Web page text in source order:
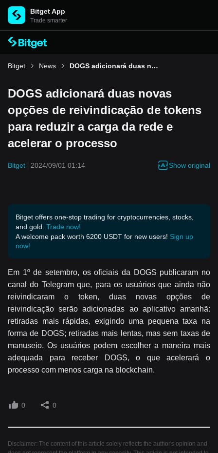
Bitget App
Trade smarter
Bitget News DOGS adicionará duas novas opções de reivindicação de tokens para reduzir a carga da rede e acelerar o processo
DOGS adicionará duas novas
opções de reivindicação de tokens
para reduzir a carga da rede e
acelerar o processo
Bitget 2024/09/01 01:14 Show original
Bitget offers one-stop trading for cryptocurrencies, stocks,
and gold. Trade now!
A welcome pack worth 6200 USDT for new users! Sign up
now!
Em 1º de setembro, os oficiais da DOGS publicaram no
canal do Telegram que, para os usuários que ainda não
reivindicaram o token, duas novas opções de
reivindicação serão adicionadas ao aplicativo amanhã:
retiradas mais rápidas, exigindo uma pequena taxa na
forma de DOGS; retiradas mais lentas, mas sem taxas de
manuseio. Os usuários podem escolher a maneira mais
adequada para receber DOGS, o que acelerará o
processo com menos carga na blockchain.
0 0
Disclaimer: The content of this article solely reflects the author's opinion and